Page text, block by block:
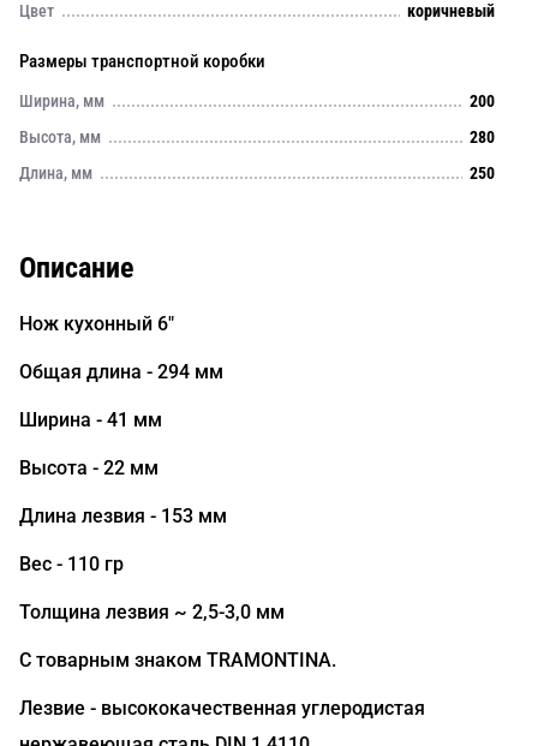
Цвет
коричневый
Размеры транспортной коробки
Ширина, мм
200
Высота, мм
280
Длина, мм
250
Описание
Нож кухонный 6"
Общая длина - 294 мм
Ширина - 41 мм
Высота - 22 мм
Длина лезвия - 153 мм
Вес - 110 гр
Толщина лезвия ~ 2,5-3,0 мм
С товарным знаком TRAMONTINA.
Лезвие - высококачественная углеродистая